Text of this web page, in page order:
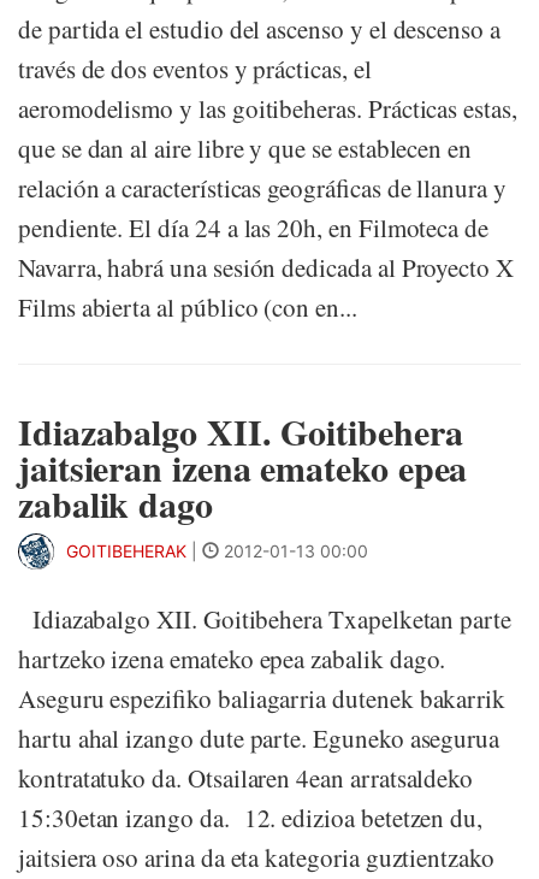
de partida el estudio del ascenso y el descenso a
través de dos eventos y prácticas, el
aeromodelismo y las goitibeheras. Prácticas estas,
que se dan al aire libre y que se establecen en
relación a características geográficas de llanura y
pendiente. El día 24 a las 20h, en Filmoteca de
Navarra, habrá una sesión dedicada al Proyecto X
Films abierta al público (con en...
Idiazabalgo XII. Goitibehera
jaitsieran izena emateko epea
zabalik dago
GOITIBEHERAK 2012-01-13 00:00
Idiazabalgo XII. Goitibehera Txapelketan parte
hartzeko izena emateko epea zabalik dago.
Aseguru espezifiko baliagarria dutenek bakarrik
hartu ahal izango dute parte. Eguneko asegurua
kontratatuko da. Otsailaren 4ean arratsaldeko
15:30etan izango da. 12. edizioa betetzen du,
jaitsiera oso arina da eta kategoria guztientzako